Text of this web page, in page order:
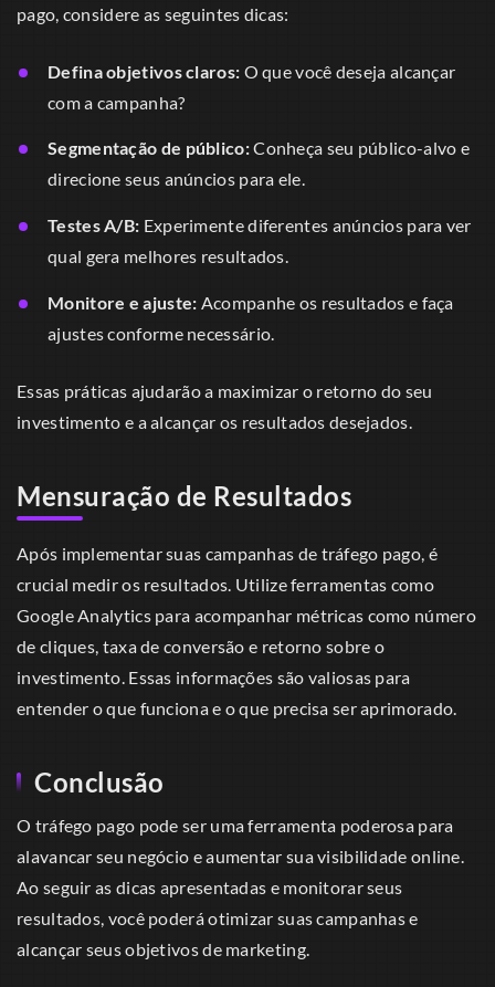
pago, considere as seguintes dicas:
Defina objetivos claros: O que você deseja alcançar
com a campanha?
Segmentação de público:Conheça seu público-alvo e
direcione seus anúncios para ele.
Testes A/B: Experimente diferentes anúncios para ver
qual gera melhores resultados.
Monitore e ajuste: Acompanhe os resultados e faça
ajustes conforme necessário.
Essas práticas ajudarão a maximizar o retorno do seu
investimento e a alcançar os resultados desejados.
Mensuração de Resultados
Após implementar suas campanhas de tráfego pago, é
crucial medir os resultados. Utilize ferramentas como
Google Analytics para acompanhar métricas como número
de cliques, taxa de conversão e retorno sobre o
investimento. Essas informações são valiosas para
entender o que funciona e o que precisa ser aprimorado.
Conclusão
O tráfego pago pode ser uma ferramenta poderosa para
alavancar seu negócio e aumentar sua visibilidade online.
Ao seguir as dicas apresentadas e monitorar seus
resultados, você poderá otimizar suas campanhas e
alcançar seus objetivos de marketing.